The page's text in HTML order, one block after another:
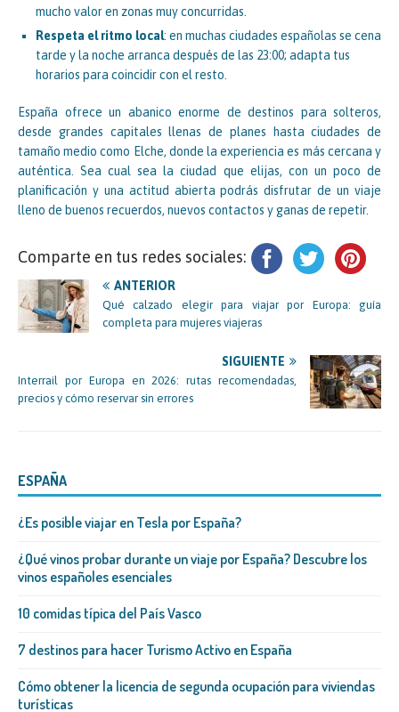
mucho valor en zonas muy concurridas.
Respeta el ritmo local: en muchas ciudades españolas se cena
tarde y la noche arranca después de las 23:00; adapta tus
horarios para coincidir con el resto.
España ofrece un abanico enorme de destinos para solteros,
desde grandes capitales llenas de planes hasta ciudades de
tamaño medio como Elche, donde la experiencia es más cercana y
auténtica. Sea cual sea la ciudad que elijas, con un poco de
planificación y una actitud abierta podrás disfrutar de un viaje
lleno de buenos recuerdos, nuevos contactos y ganas de repetir.
Comparte en tus redes sociales:
ANTERIOR
Qué calzado elegir para viajar por Europa: guía
completa para mujeres viajeras
SIGUIENTE
Interrail por Europa en 2026: rutas recomendadas,
precios y cómo reservar sin errores
ESPAÑA
¿Es posible viajar en Tesla por España?
¿Qué vinos probar durante un viaje por España? Descubre los
vinos españoles esenciales
10 comidas típica del País Vasco
7 destinos para hacer Turismo Activo en España
Cómo obtener la licencia de segunda ocupación para viviendas
turísticas